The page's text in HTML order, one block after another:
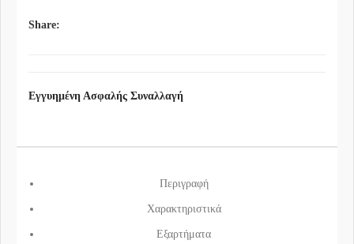
Share:
Εγγυημένη Ασφαλής Συναλλαγή
Περιγραφή
Χαρακτηριστικά
Εξαρτήματα